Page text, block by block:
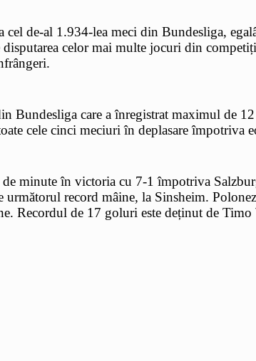
de-al 1.934-lea meci din Bundesliga,
celor mai multe jocuri din
Bundesliga care a înregistrat maximul de
cele cinci meciuri în deplasare
minute în victoria cu 7-1 împotriva
record mâine, la Sinsheim.
Recordul de 17 goluri este deținut de Timo